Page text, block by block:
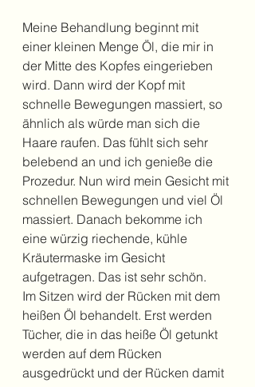
Meine Behandlung beginnt mit
einer kleinen Menge Öl, die mir in
der Mitte des Kopfes eingerieben
wird. Dann wird der Kopf mit
schnelle Bewegungen massiert, so
ähnlich als würde man sich die
Haare raufen. Das fühlt sich sehr
belebend an und ich genieße die
Prozedur. Nun wird mein Gesicht mit
schnellen Bewegungen und viel Öl
massiert. Danach bekomme ich
eine würzig riechende, kühle
Kräutermaske im Gesicht
aufgetragen. Das ist sehr schön.
Im Sitzen wird der Rücken mit dem
heißen Öl behandelt. Erst werden
Tücher, die in das heiße Öl getunkt
werden auf dem Rücken
ausgedrückt und der Rücken damit